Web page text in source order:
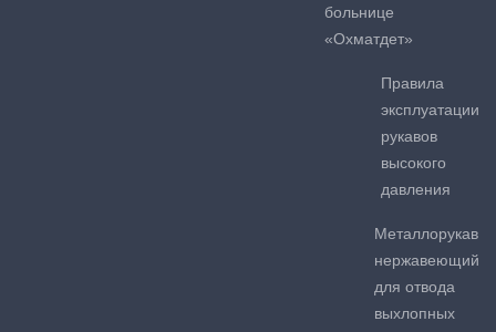
больнице
«Охматдет»
Правила
эксплуатации
рукавов
высокого
давления
Металлорукав
нержавеющий
для отвода
выхлопных